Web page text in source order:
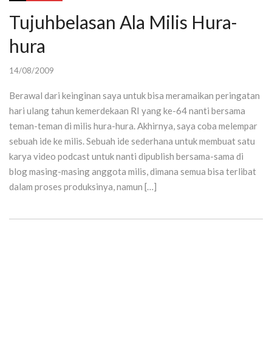
Tujuhbelasan Ala Milis Hura-
hura
14/08/2009
Berawal dari keinginan saya untuk bisa meramaikan peringatan
hari ulang tahun kemerdekaan RI yang ke-64 nanti bersama
teman-teman di milis hura-hura. Akhirnya, saya coba melempar
sebuah ide ke milis. Sebuah ide sederhana untuk membuat satu
karya video podcast untuk nanti dipublish bersama-sama di
blog masing-masing anggota milis, dimana semua bisa terlibat
dalam proses produksinya, namun […]